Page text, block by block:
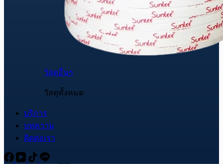
วัสดุอื่นๆ
วัสดุทั้งหมด
บริการ
บทความ
ติดต่อเรา